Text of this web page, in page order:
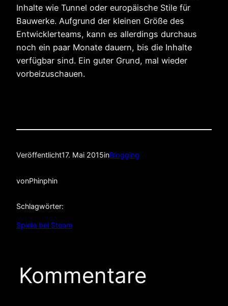
Inhalte wie Tunnel oder europäische Stile für
Bauwerke. Aufgrund der kleinen Größe des
Entwicklerteams, kann es allerdings durchaus
noch ein paar Monate dauern, bis die Inhalte
verfügbar sind. Ein guter Grund, mal wieder
vorbeizuschauen.
Veröffentlicht17. Mai 2015inBlogging
vonPhinphin
Schlagwörter:
Spiele bei Steam
Kommentare